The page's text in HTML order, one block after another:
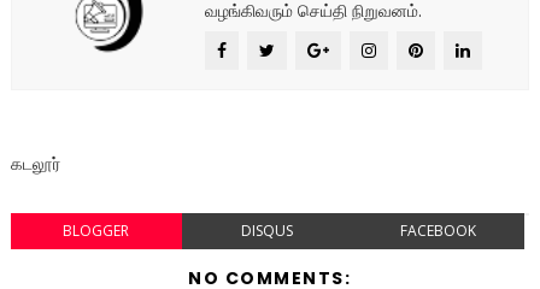
வழங்கிவரும் செய்தி நிறுவனம்.
கடலூர்
BLOGGER DISQUS FACEBOOK
NO COMMENTS: